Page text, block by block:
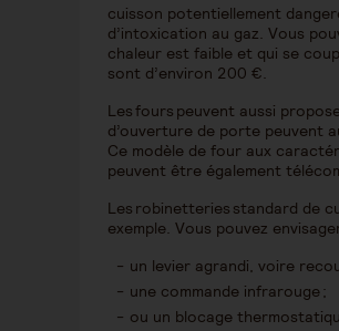
cuisson potentiellement
d’intoxication au gaz. Vous
chaleur est faible et qui se
sont d’environ 200 €.
Les fours peuvent aussi
d’ouverture de porte peuvent
Ce modèle de four aux
peuvent être également
Les robinetteries standard de
exemple. Vous pouvez
un levier agrandi, voire
une commande infrarouge ;
ou un blocage